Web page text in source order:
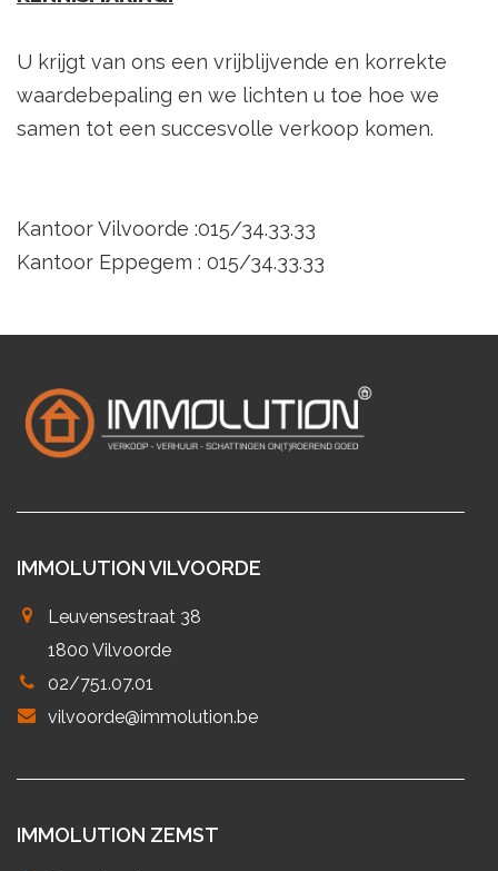
U krijgt van ons een vrijblijvende en korrekte
waardebepaling en we lichten u toe hoe we
samen tot een succesvolle verkoop komen.
Kantoor Vilvoorde :015/34.33.33
Kantoor Eppegem : 015/34.33.33
IMMOLUTION VILVOORDE
Leuvensestraat 38
1800 Vilvoorde
02/751.07.01
vilvoorde@immolution.be
IMMOLUTION ZEMST